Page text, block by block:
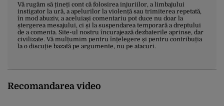
Vă rugăm să țineți cont că folosirea injuriilor, a limbajului
instigator la ură, a apelurilor la violență sau trimiterea repetată,
în mod abuziv, a aceluiași comentariu pot duce nu doar la
ștergerea mesajului, ci și la suspendarea temporară a dreptului
de a comenta. Site-ul nostru încurajează dezbaterile aprinse, dar
civilizate. Vă mulțumim pentru înțelegere și pentru contribuția
la o discuție bazată pe argumente, nu pe atacuri.
Recomandarea video